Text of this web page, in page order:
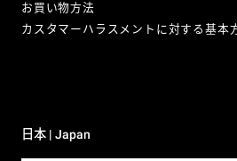
お買い物方法
カスタマーハラスメントに対する基本
日本 | Japan